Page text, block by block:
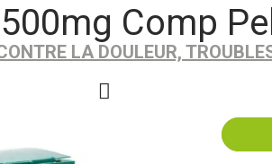
Comp
LA DOULEUR,